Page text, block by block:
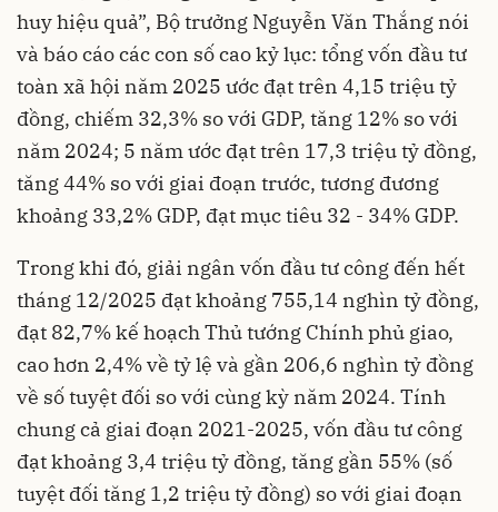
huy hiệu quả”, Bộ trưởng Nguyễn Văn Thắng nói
và báo cáo các con số cao kỷ lục: tổng vốn đầu tư
toàn xã hội năm 2025 ước đạt trên 4,15 triệu tỷ
đồng, chiếm 32,3% so với GDP, tăng 12% so với
năm 2024; 5 năm ước đạt trên 17,3 triệu tỷ đồng,
tăng 44% so với giai đoạn trước, tương đương
khoảng 33,2% GDP, đạt mục tiêu 32 - 34% GDP.
Trong khi đó, giải ngân vốn đầu tư công đến hết
tháng 12/2025 đạt khoảng 755,14 nghìn tỷ đồng,
đạt 82,7% kế hoạch Thủ tướng Chính phủ giao,
cao hơn 2,4% về tỷ lệ và gần 206,6 nghìn tỷ đồng
về số tuyệt đối so với cùng kỳ năm 2024. Tính
chung cả giai đoạn 2021-2025, vốn đầu tư công
đạt khoảng 3,4 triệu tỷ đồng, tăng gần 55% (số
tuyệt đối tăng 1,2 triệu tỷ đồng) so với giai đoạn